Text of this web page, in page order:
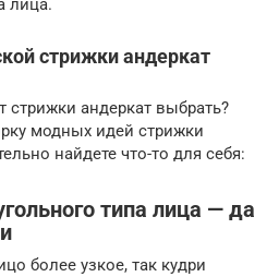
лица.
стрижки андеркат
стрижки андеркат выбрать?
модных идей стрижки
найдете что-то для себя:
типа лица — да
более узкое, так кудри